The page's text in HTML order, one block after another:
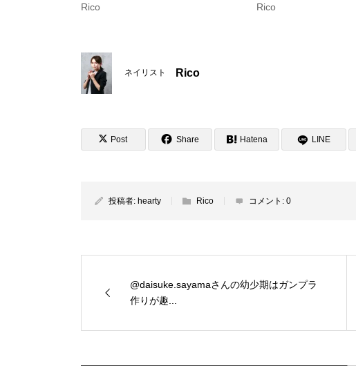
Rico
Rico
ネイリスト Rico
Post Share Hatena LINE
投稿者: hearty Rico コメント: 0
@daisuke.sayamaさんの幼少期はガンプラ
作りが趣...